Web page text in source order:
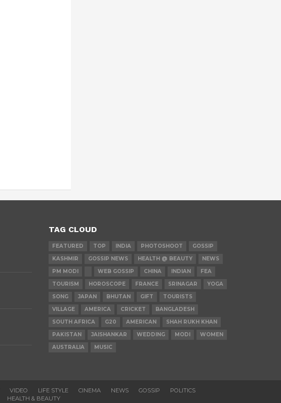
TAG CLOUD
FEATURED TOP INDIA PHOTOSHOOT
GOSSIP
KASHMIR
GOSSIP NEWS HEALTH @ BEAUTY
NEWS
PM MODI
WEB GOSSIP CHINA INDIAN
FEA
TOURISM
HOROSCOPE FRANCE SRINAGAR
YOGA
SONG
JAPAN BHUTAN GIFT
TOURISTS
VILLAGE
AMERICA CRICKET
BANGLADESH
SOUTH AFRICA
G20 AMERICAN
SHAH RUKH KHAN
PAKISTAN
JAISHANKAR WEDDING MODI
WOMEN
AUSTRALIA
MUSIC
VIDEO LIFE STYLE CINEMA NEWS GOSSIP
POLITICS
HEALTH & BEAUTY